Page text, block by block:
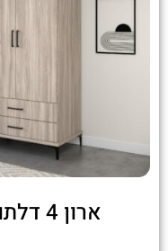
ארון 4 דלתות דגם דורין